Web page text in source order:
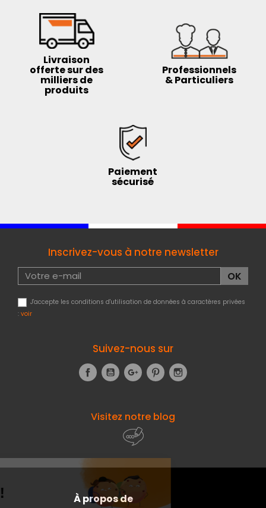
Livraison
offerte sur des
milliers de
produits
Professionnels
& Particuliers
Paiement
sécurisé
Inscrivez-vous à notre newsletter
J'accepte les conditions d'utilisation de données à caractères privées
: voir
Suivez-nous sur
FacebookYouTubeGoogle+Pinterest
Visitez notre blog
À propos de